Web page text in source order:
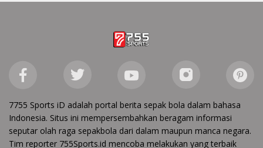
7755 Sports iD adalah portal berita sepak bola dalam bahasa
Indonesia. Situs ini mempersembahkan beragam informasi
seputar olah raga sepakbola dari dalam maupun manca negara.
Tim reporter 755Sports.id mencoba melakukan yang terbaik